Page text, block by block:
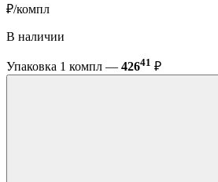
₽/компл
В наличии
Упаковка 1 компл — 42641 ₽